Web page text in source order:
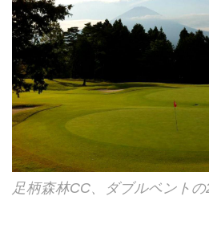
足柄森林CC、ダブルベント